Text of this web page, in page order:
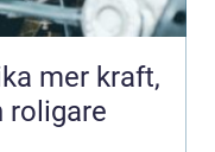
roligare